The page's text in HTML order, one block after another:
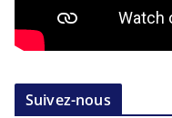
Suivez-nous